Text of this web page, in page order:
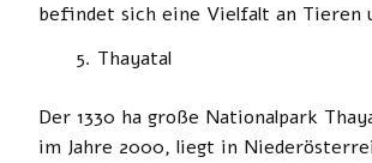
befindet sich eine Vielfalt an Tieren
Thayatal
Der 1330 ha große Nationalpark
im Jahre 2000, liegt in